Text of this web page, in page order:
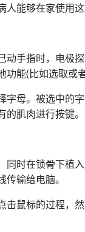
能够在家使用这
动手指时，电极
能(比如选取或者
字母。被选中的
肌肉进行按键。
同时在锁骨下植
输给电脑。
击鼠标的过程，